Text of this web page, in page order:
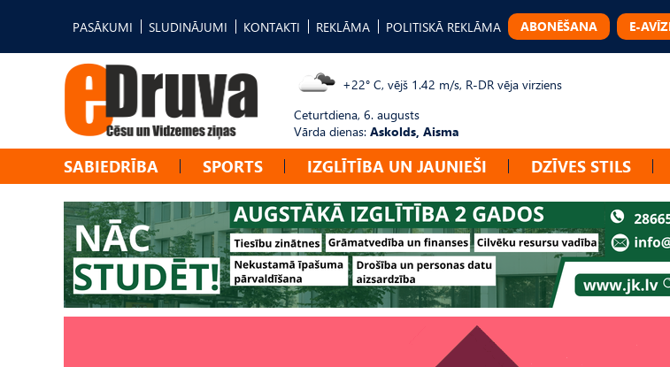
PASĀKUMI SLUDINĀJUMI KONTAKTI REKLĀMA POLITISKĀ REKLĀMA ABONĒŠANA E-
+22° C, vējš 1.42 m/s, R-DR vēja virziens
Ceturtdiena, 6. augusts
Vārda dienas: Askolds, Aisma
SABIEDRĪBA SPORTS IZGLĪTĪBA UN JAUNIEŠI DZĪVES STILS